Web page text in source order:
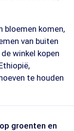
bloemen komen,
van buiten
winkel kopen
te houden
groenten en